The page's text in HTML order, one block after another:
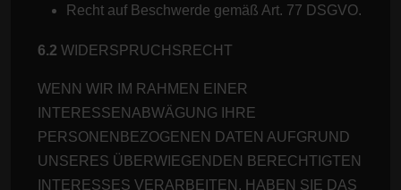
Recht auf Beschwerde gemäß Art. 77 DSGVO.
6.2 WIDERSPRUCHSRECHT
WENN WIR IM RAHMEN EINER
INTERESSENABWÄGUNG IHRE
PERSONENBEZOGENEN DATEN AUFGRUND
UNSERES ÜBERWIEGENDEN BERECHTIGTEN
INTERESSES VERARBEITEN, HABEN SIE DAS